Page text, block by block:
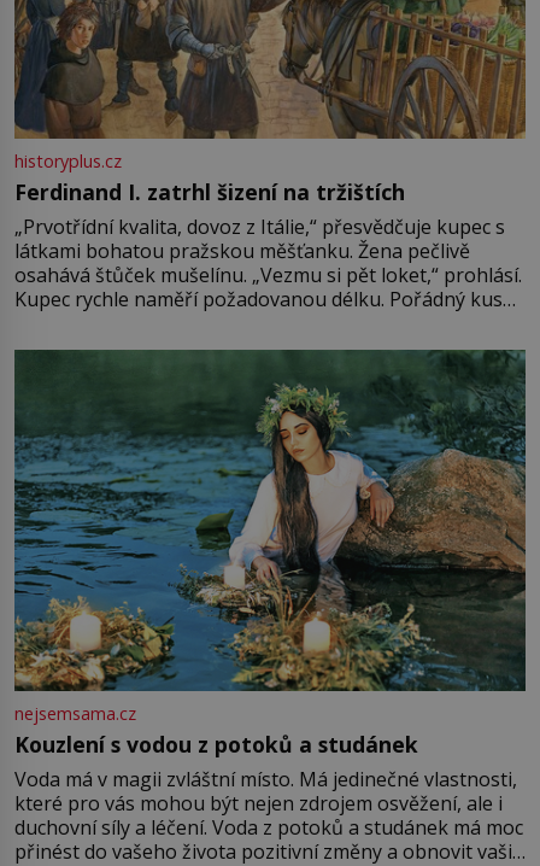
historyplus.cz
Ferdinand I. zatrhl šizení na tržištích
„Prvotřídní kvalita, dovoz z Itálie,“ přesvědčuje kupec s
látkami bohatou pražskou měšťanku. Žena pečlivě
osahává štůček mušelínu. „Vezmu si pět loket,“ prohlásí.
Kupec rychle naměří požadovanou délku. Pořádný kus
milostpaní. Stačí jenom na sukni,“ zhodnotí švadlena
množství růžového mušelínu. „Ošidili vás, podívejte.“
Vezme do ruky dřevěnou
nejsemsama.cz
Kouzlení s vodou z potoků a studánek
Voda má v magii zvláštní místo. Má jedinečné vlastnosti,
které pro vás mohou být nejen zdrojem osvěžení, ale i
duchovní síly a léčení. Voda z potoků a studánek má moc
přinést do vašeho života pozitivní změny a obnovit vaši